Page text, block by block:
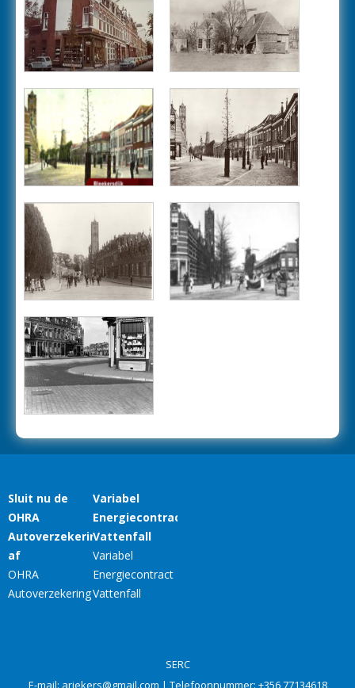
SERC
E-mail: ariekers@gmail.com | Telefoonnummer: +356 77134618